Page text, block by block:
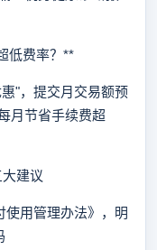
低费率？**
"，提交月交易额预
月节省手续费超
建议
用管理办法》，明